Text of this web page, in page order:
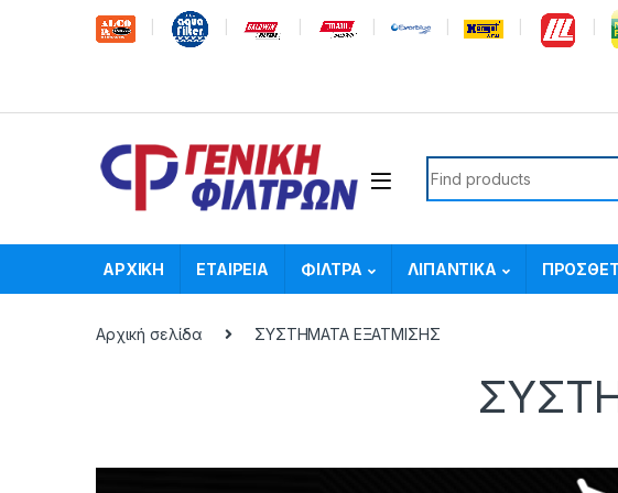
Skip to navigation
Skip to content
Search for:
ΑΡΧΙΚΗ ΕΤΑΙΡΕΙΑ ΦΙΛΤΡΑ ΛΙΠΑΝΤΙΚΑ
Αρχική σελίδα ΣΥΣΤΗΜΑΤΑ ΕΞΑΤΜΙΣΗΣ